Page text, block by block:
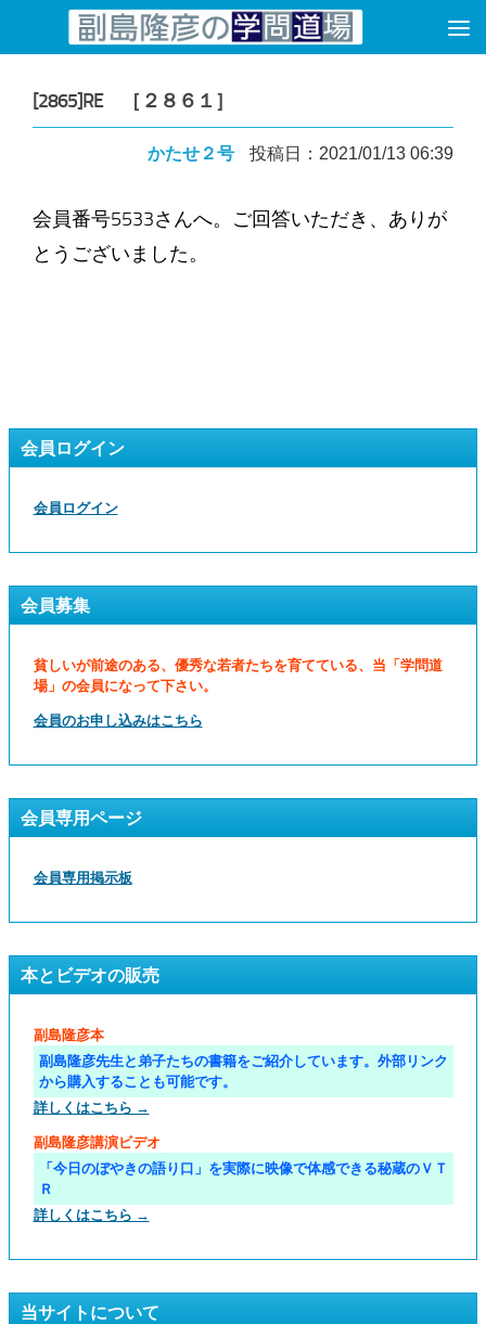
コンテンツへスキップ
[2865]RE ［２８６１］
かたせ２号 投稿日：2021/01/13 06:39
会員番号5533さんへ。ご回答いただき、ありが
とうございました。
会員ログイン
会員ログイン
会員募集
貧しいが前途のある、優秀な若者たちを育てている、当「学問道
場」の会員になって下さい。
会員のお申し込みはこちら
会員専用ページ
会員専用掲示板
本とビデオの販売
副島隆彦本
副島隆彦先生と弟子たちの書籍をご紹介しています。外部リンク
から購入することも可能です。
詳しくはこちら →
副島隆彦講演ビデオ
「今日のぼやきの語り口」を実際に映像で体感できる秘蔵のＶＴ
Ｒ
詳しくはこちら →
当サイトについて